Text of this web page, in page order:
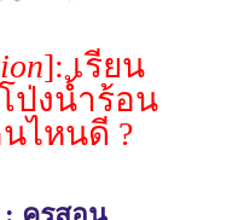
]: เรียน
ป่งน้ำร้อน
ไหนดี ?